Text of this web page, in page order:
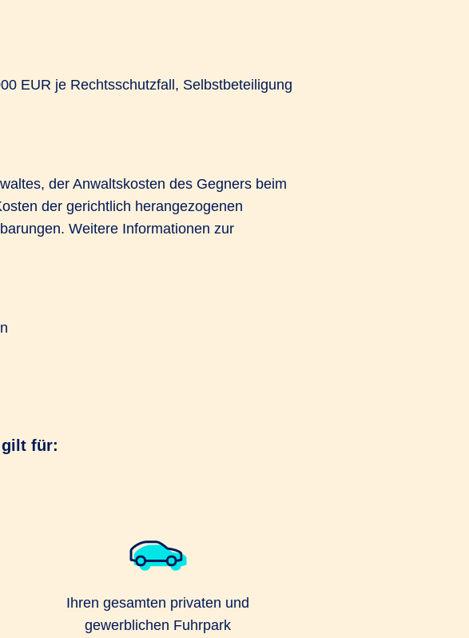
EUR je Rechtsschutzfall, Selbstbeteiligung
der Anwaltskosten des Gegners beim
der gerichtlich herangezogenen
Weitere Informationen zur
gilt für:
Ihren gesamten privaten und
gewerblichen Fuhrpark